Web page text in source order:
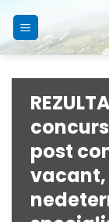
content
post
vacant,